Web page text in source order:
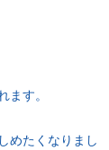
ます。
めたくなりまし